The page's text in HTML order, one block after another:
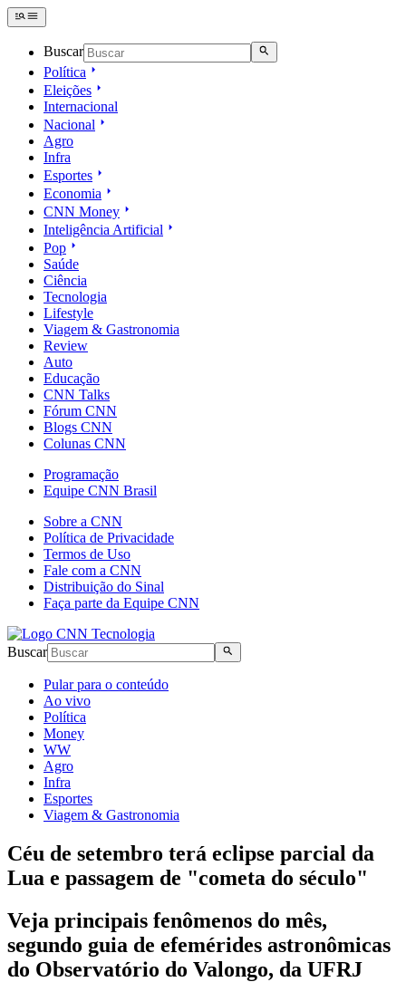
Buscar
Política
Eleições
Internacional
Nacional
Agro
Infra
Esportes
Economia
CNN Money
Inteligência Artificial
Pop
Saúde
Ciência
Tecnologia
Lifestyle
Viagem & Gastronomia
Review
Auto
Educação
CNN Talks
Fórum CNN
Blogs CNN
Colunas CNN
Programação
Equipe CNN Brasil
Sobre a CNN
Política de Privacidade
Termos de Uso
Fale com a CNN
Distribuição do Sinal
Faça parte da Equipe CNN
Buscar
Pular para o conteúdo
Ao vivo
Política
Money
WW
Agro
Infra
Esportes
Viagem & Gastronomia
Céu de setembro terá eclipse parcial da
Lua e passagem de "cometa do século"
Veja principais fenômenos do mês,
segundo guia de efemérides astronômicas
do Observatório do Valongo, da UFRJ